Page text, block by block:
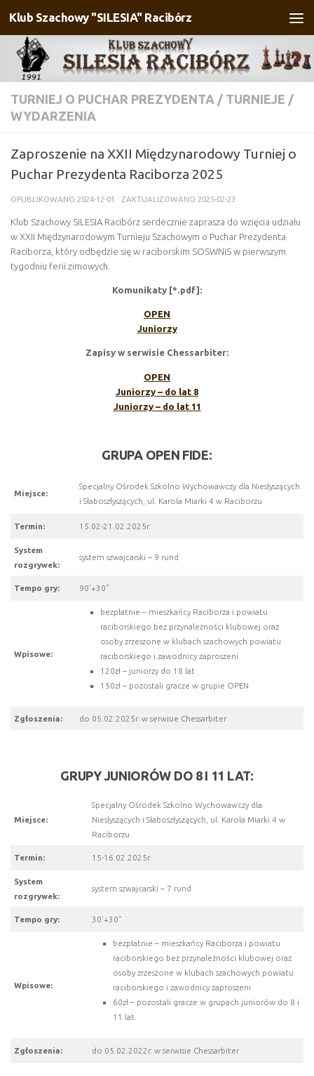
Przejdź do treści
Klub Szachowy "SILESIA" Racibórz
TURNIEJ O PUCHAR PREZYDENTA / TURNIEJE /
WYDARZENIA
Zaproszenie na XXII Międzynarodowy Turniej o
Puchar Prezydenta Raciborza 2025
OPUBLIKOWANO 2024-12-01 · ZAKTUALIZOWANO 2025-02-23
Klub Szachowy SILESIA Racibórz serdecznie zaprasza do wzięcia udziału
w XXII Międzynarodowym Turnieju Szachowym o Puchar Prezydenta
Raciborza, który odbędzie się w raciborskim SOSWNiS w pierwszym
tygodniu ferii zimowych.
Komunikaty [*.pdf]:
OPEN
Juniorzy
Zapisy w serwisie Chessarbiter:
OPEN
Juniorzy – do lat 8
Juniorzy – do lat 11
GRUPA OPEN FIDE:
Miejsce:
Specjalny Ośrodek Szkolno Wychowawczy dla Niesłyszących
i Słaboszłyszących, ul. Karola Miarki 4 w Raciborzu
Termin: 15.02-21.02.2025r.
System
rozgrywek:
system szwajcarski – 9 rund
Tempo gry: 90’+30”
Wpisowe:
bezpłatnie – mieszkańcy Raciborza i powiatu
raciborskiego bez przynależności klubowej oraz
osoby zrzeszone w klubach szachowych powiatu
raciborskiego i zawodnicy zaproszeni
120zł – juniorzy do 18 lat
150zł – pozostali gracze w grupie OPEN
Zgłoszenia: do 05.02.2025r. w serwisie Chessarbiter
GRUPY JUNIORÓW DO 8 I 11 LAT:
Miejsce:
Specjalny Ośrodek Szkolno Wychowawczy dla
Niesłyszących i Słaboszłyszących, ul. Karola Miarki 4 w
Raciborzu
Termin: 15-16.02.2025r.
System
rozgrywek:
system szwajcarski – 7 rund
Tempo gry: 30’+30”
Wpisowe:
bezpłatnie – mieszkańcy Raciborza i powiatu
raciborskiego bez przynależności klubowej oraz
osoby zrzeszone w klubach szachowych powiatu
raciborskiego i zawodnicy zaproszeni
60zł – pozostali gracze w grupach juniorów do 8 i
11 lat.
Zgłoszenia: do 05.02.2022r. w serwisie Chessarbiter